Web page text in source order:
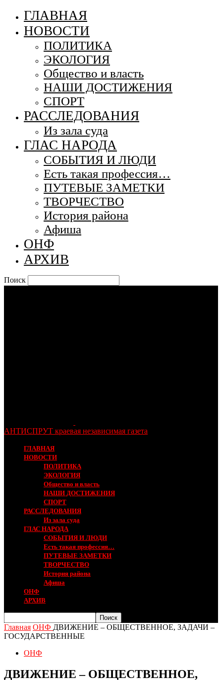
ГЛАВНАЯ
НОВОСТИ
ПОЛИТИКА
ЭКОЛОГИЯ
Общество и власть
НАШИ ДОСТИЖЕНИЯ
СПОРТ
РАССЛЕДОВАНИЯ
Из зала суда
ГЛАС НАРОДА
СОБЫТИЯ И ЛЮДИ
Есть такая профессия…
ПУТЕВЫЕ ЗАМЕТКИ
ТВОРЧЕСТВО
История района
Афиша
ОНФ
АРХИВ
Поиск
АНТИСПРУТ краевая независимая газета
ГЛАВНАЯ
НОВОСТИ
ПОЛИТИКА
ЭКОЛОГИЯ
Общество и власть
НАШИ ДОСТИЖЕНИЯ
СПОРТ
РАССЛЕДОВАНИЯ
Из зала суда
ГЛАС НАРОДА
СОБЫТИЯ И ЛЮДИ
Есть такая профессия…
ПУТЕВЫЕ ЗАМЕТКИ
ТВОРЧЕСТВО
История района
Афиша
ОНФ
АРХИВ
Главная ОНФ ДВИЖЕНИЕ – ОБЩЕСТВЕННОЕ, ЗАДАЧИ –
ГОСУДАРСТВЕННЫЕ
ОНФ
ДВИЖЕНИЕ – ОБЩЕСТВЕННОЕ,